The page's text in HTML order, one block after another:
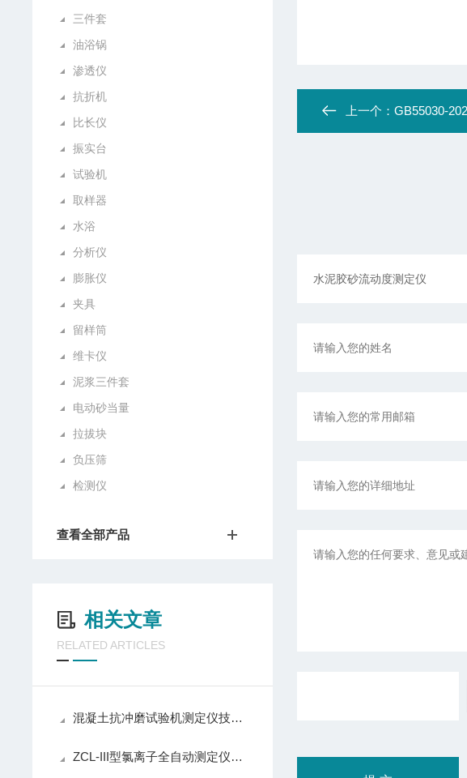
三件套
油浴锅
渗透仪
抗折机
比长仪
振实台
试验机
取样器
水浴
分析仪
膨胀仪
夹具
留样筒
维卡仪
泥浆三件套
电动砂当量
拉拔块
负压筛
检测仪
查看全部产品
相关文章
RELATED ARTICLES
混凝土抗冲磨试验机测定仪技术参数
ZCL-III型氯离子全自动测定仪技术参数
上一个：GB55030-